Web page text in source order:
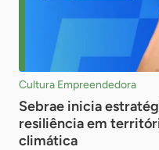
Cultura Empreendedora
Sebrae inicia
resiliência em
climática